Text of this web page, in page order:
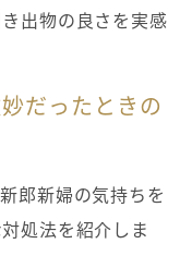
出物の良さを実感
だったときの
郎新婦の気持ちを
処法を紹介しま